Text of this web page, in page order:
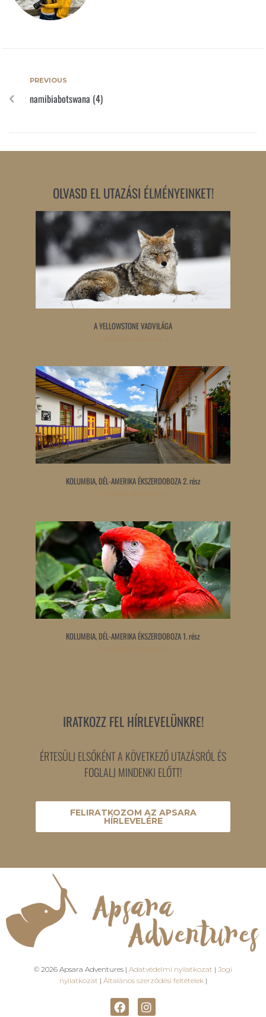
PREVIOUS
namibiabotswana (4)
OLVASD EL UTAZÁSI ÉLMÉNYEINKET!
A YELLOWSTONE VADVILÁGA
KOLUMBIA, DÉL-AMERIKA ÉKSZERDOBOZA 2. rész
KOLUMBIA, DÉL-AMERIKA ÉKSZERDOBOZA 1. rész
IRATKOZZ FEL HÍRLEVELÜNKRE!
ÉRTESÜLJ ELSŐKÉNT A KÖVETKEZŐ UTAZÁSRÓL ÉS
FOGLALJ MINDENKI ELŐTT!
FELIRATKOZOM AZ APSARA
HÍRLEVELÉRE
© 2026 Apsara Adventures | Adatvédelmi nyilatkozat | Jogi
nyilatkozat | Általános szerződési feltételek |